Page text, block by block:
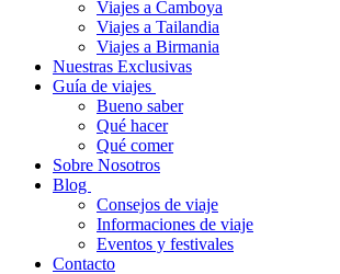
Viajes a Camboya
Viajes a Tailandia
Viajes a Birmania
Nuestras Exclusivas
Guía de viajes
Bueno saber
Qué hacer
Qué comer
Sobre Nosotros
Blog
Consejos de viaje
Informaciones de viaje
Eventos y festivales
Contacto